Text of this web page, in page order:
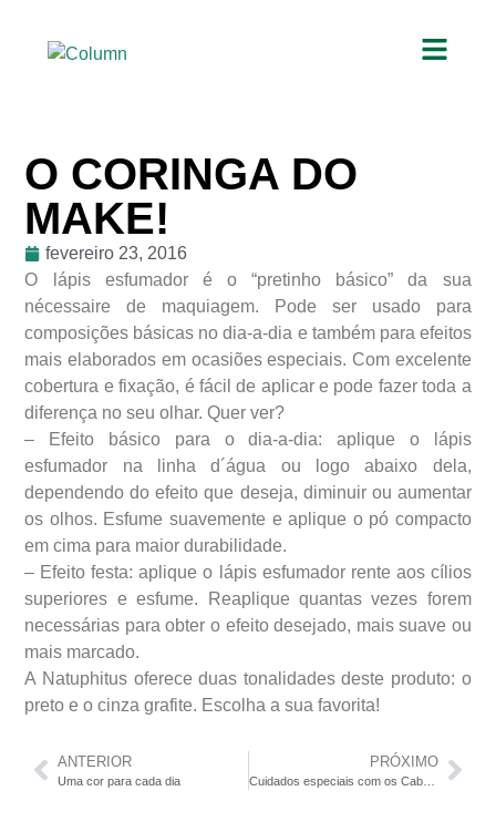
O CORINGA DO
MAKE!
fevereiro 23, 2016
O lápis esfumador é o “pretinho básico” da sua
nécessaire de maquiagem. Pode ser usado para
composições básicas no dia-a-dia e também para efeitos
mais elaborados em ocasiões especiais. Com excelente
cobertura e fixação, é fácil de aplicar e pode fazer toda a
diferença no seu olhar. Quer ver?
– Efeito básico para o dia-a-dia: aplique o lápis
esfumador na linha d´água ou logo abaixo dela,
dependendo do efeito que deseja, diminuir ou aumentar
os olhos. Esfume suavemente e aplique o pó compacto
em cima para maior durabilidade.
– Efeito festa: aplique o lápis esfumador rente aos cílios
superiores e esfume. Reaplique quantas vezes forem
necessárias para obter o efeito desejado, mais suave ou
mais marcado.
A Natuphitus oferece duas tonalidades deste produto: o
preto e o cinza grafite. Escolha a sua favorita!
ANTERIOR
Uma cor para cada dia
PRÓXIMO
Cuidados especiais com os Cabelos Loiros